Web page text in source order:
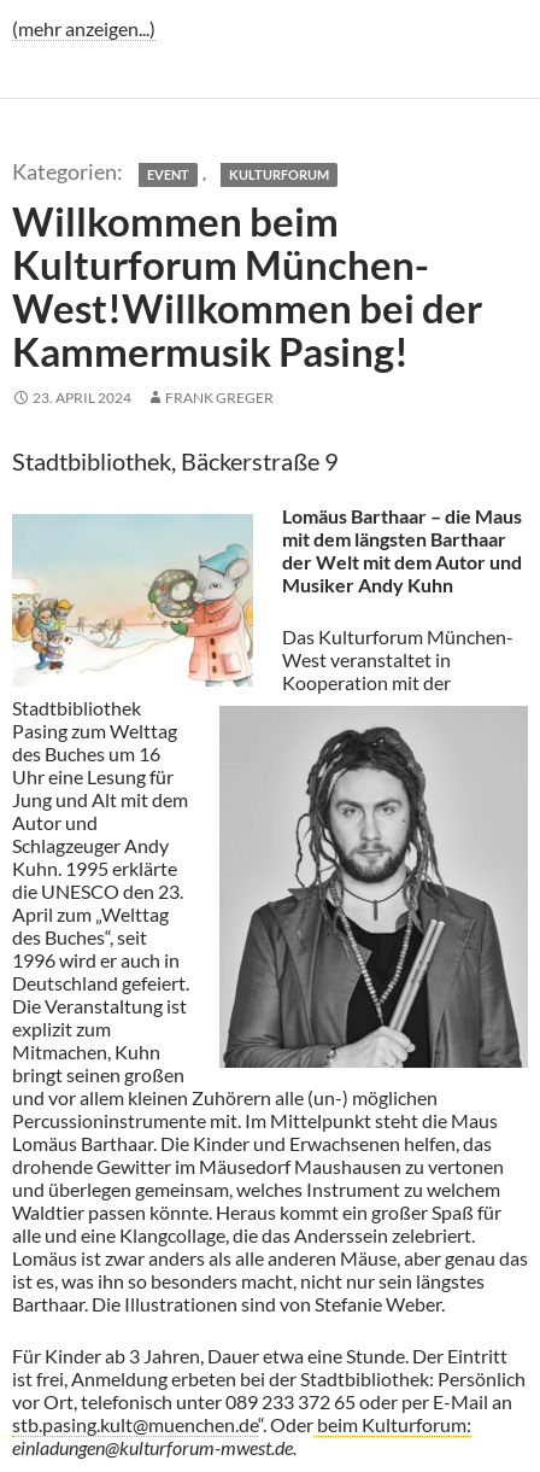
(mehr anzeigen...)
EVENT , KULTURFORUM
Willkommen beim
Kulturforum München-
West!Willkommen bei der
Kammermusik Pasing!
23. APRIL 2024 FRANK GREGER
Stadtbibliothek, Bäckerstraße 9
Lomäus Barthaar – die Maus
mit dem längsten Barthaar
der Welt mit dem Autor und
Musiker Andy Kuhn
Das Kulturforum München-
West veranstaltet in
Kooperation mit der
Stadtbibliothek
Pasing zum Welttag
des Buches um 16
Uhr eine Lesung für
Jung und Alt mit dem
Autor und
Schlagzeuger Andy
Kuhn. 1995 erklärte
die UNESCO den 23.
April zum „Welttag
des Buches“, seit
1996 wird er auch in
Deutschland gefeiert.
Die Veranstaltung ist
explizit zum
Mitmachen, Kuhn
bringt seinen großen
und vor allem kleinen Zuhörern alle (un-) möglichen
Percussioninstrumente mit. Im Mittelpunkt steht die Maus
Lomäus Barthaar. Die Kinder und Erwachsenen helfen, das
drohende Gewitter im Mäusedorf Maushausen zu vertonen
und überlegen gemeinsam, welches Instrument zu welchem
Waldtier passen könnte. Heraus kommt ein großer Spaß für
alle und eine Klangcollage, die das Anderssein zelebriert.
Lomäus ist zwar anders als alle anderen Mäuse, aber genau das
ist es, was ihn so besonders macht, nicht nur sein längstes
Barthaar. Die Illustrationen sind von Stefanie Weber.
Für Kinder ab 3 Jahren, Dauer etwa eine Stunde. Der Eintritt
ist frei, Anmeldung erbeten bei der Stadtbibliothek: Persönlich
vor Ort, telefonisch unter 089 233 372 65 oder per E-Mail an
stb.pasing.kult@muenchen.de“. Oder beim Kulturforum:
einladungen@kulturforum-mwest.de.